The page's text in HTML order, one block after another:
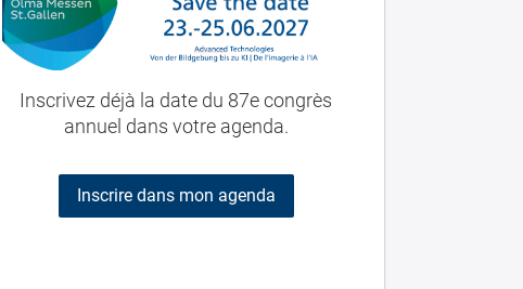
Inscrivez déjà la date du 87e congrès
annuel dans votre agenda.
Inscrire dans mon agenda